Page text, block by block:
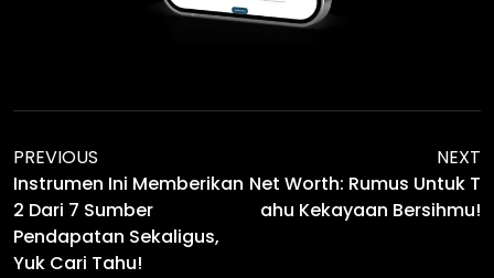
PREVIOUS
Instrumen Ini Memberikan
2 Dari 7 Sumber
Pendapatan Sekaligus,
Yuk Cari Tahu!
NEXT
Net Worth: Rumus Untuk T
Ahu Kekayaan Bersihmu!